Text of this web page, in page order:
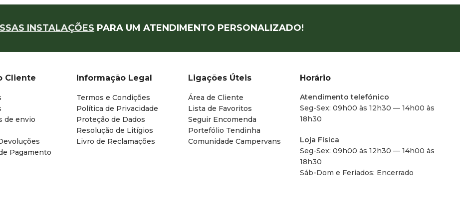
INSTALAÇÕES PARA UM ATENDIMENTO PERSONALIZADO!
Cliente
de envio
Pagamento
Informação Legal
Termos e Condições
Política de Privacidade
Proteção de Dados
Resolução de Litígios
Livro de Reclamações
Ligações Úteis
Área de Cliente
Lista de Favoritos
Seguir Encomenda
Portefólio Tendinha
Comunidade Campervans
Horário
Atendimento telefónico
Seg-Sex: 09h00 às 12h30 — 14h00 às
18h30
Loja Física
Seg-Sex: 09h00 às 12h30 — 14h00 às
18h30
Sáb-Dom e Feriados: Encerrado